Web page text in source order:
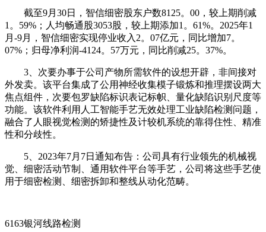
截至9月30日，智信细密股东户数8125。00，较上期削减
1。59%；人均畅通股3053股，较上期添加1。61%。2025年1
月-9月，智信细密实现停业收入2。07亿元，同比增加7。
07%；归母净利润-4124。57万元，同比削减25。37%。
3、次要办事于公司产物所需软件的设想开辟，非间接对
外发卖。该平台集成了公用神经收集模子锻炼和推理摆设两大
焦点组件，次要包罗缺陷标识表记标帜、量化缺陷识别尺度等
功能。该软件利用人工智能手艺无效处理工业缺陷检测问题，
融合了人眼视觉检测的矫捷性及计较机系统的靠得住性、精准
性和分歧性。
5、2023年7月7日通知布告：公司具有行业领先的机械视
觉、细密活动节制、通用软件平台等手艺，公司将这些手艺使
用于细密检测、细密拆卸和整线从动化范畴。
6163银河线路检测